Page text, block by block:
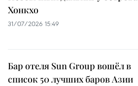
Хонкхо
31/07/2026 15:49
Бар отеля Sun Group вошёл в
список 50 лучших баров Азии